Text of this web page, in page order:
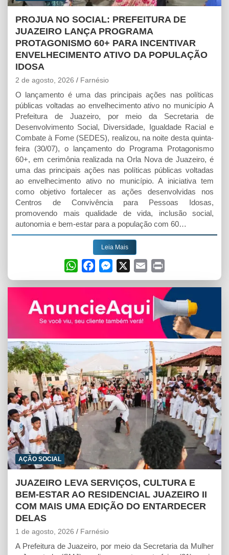
PROJUA NO SOCIAL: PREFEITURA DE
JUAZEIRO LANÇA PROGRAMA
PROTAGONISMO 60+ PARA INCENTIVAR
ENVELHECIMENTO ATIVO DA POPULAÇÃO
IDOSA
2 de agosto, 2026 Farnésio
O lançamento é uma das principais ações nas políticas
públicas voltadas ao envelhecimento ativo no município A
Prefeitura de Juazeiro, por meio da Secretaria de
Desenvolvimento Social, Diversidade, Igualdade Racial e
Combate à Fome (SEDES), realizou, na noite desta quinta-
feira (30/07), o lançamento do Programa Protagonismo
60+, em cerimônia realizada na Orla Nova de Juazeiro, é
uma das principais ações nas políticas públicas voltadas
ao envelhecimento ativo no município. A iniciativa tem
como objetivo fortalecer as ações desenvolvidas nos
Centros de Convivência para Pessoas Idosas,
promovendo mais qualidade de vida, inclusão social,
autonomia e bem-estar para a população com 60…
W
h
t
s
p
a
e
b
o
e
s
e
g
e
r
m
i
r
i
n
t
Leia Mais
AÇÃO SOCIAL
JUAZEIRO LEVA SERVIÇOS, CULTURA E
BEM-ESTAR AO RESIDENCIAL JUAZEIRO II
COM MAIS UMA EDIÇÃO DO ENTARDECER
DELAS
1 de agosto, 2026 Farnésio
A Prefeitura de Juazeiro, por meio da Secretaria da Mulher